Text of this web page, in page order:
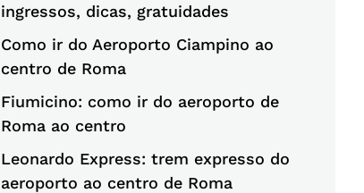
ingressos, dicas, gratuidades
Como ir do Aeroporto Ciampino ao
centro de Roma
Fiumicino: como ir do aeroporto de
Roma ao centro
Leonardo Express: trem expresso do
aeroporto ao centro de Roma